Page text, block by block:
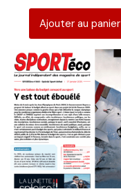
Ajouter au panier